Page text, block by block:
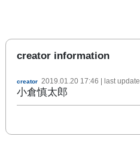
creator information
creator 2019.01.20 17:46 | last update
小倉慎太郎